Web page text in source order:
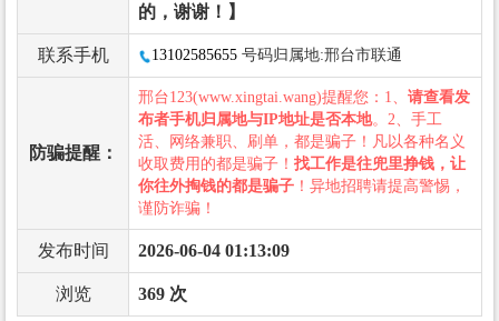
的，谢谢！】
联系手机 13102585655 号码归属地:邢台市联通
防骗提醒：
邢台123(www.xingtai.wang)提醒您：1、 请查看发
布者手机归属地与IP地址是否本地。2、手工
活、网络兼职、刷单，都是骗子！凡以各种名义
收取费用的都是骗子！ 找工作是往兜里挣钱，让
你往外掏钱的都是骗子 ！异地招聘请提高警惕，
谨防诈骗！
发布时间 2026-06-04 01:13:09
浏览 369 次